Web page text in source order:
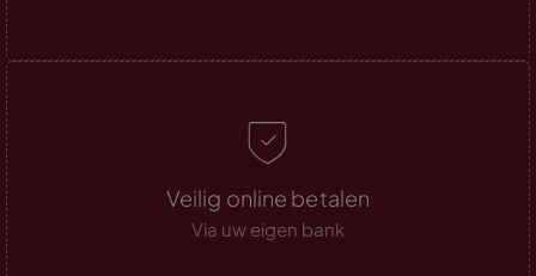
Veilig online betalen
Via uw eigen bank